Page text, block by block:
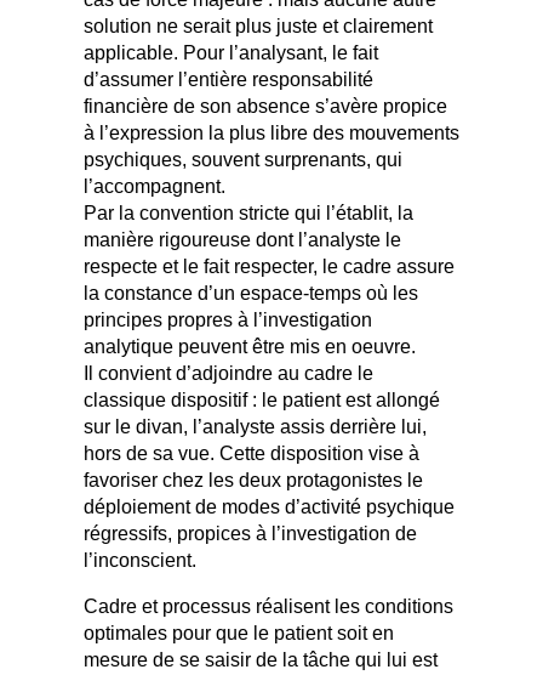
solution ne serait plus juste et clairement
applicable. Pour l’analysant, le fait
d’assumer l’entière responsabilité
financière de son absence s’avère propice
à l’expression la plus libre des mouvements
psychiques, souvent surprenants, qui
l’accompagnent.
Par la convention stricte qui l’établit, la
manière rigoureuse dont l’analyste le
respecte et le fait respecter, le cadre assure
la constance d’un espace-temps où les
principes propres à l’investigation
analytique peuvent être mis en oeuvre.
Il convient d’adjoindre au cadre le
classique dispositif : le patient est allongé
sur le divan, l’analyste assis derrière lui,
hors de sa vue. Cette disposition vise à
favoriser chez les deux protagonistes le
déploiement de modes d’activité psychique
régressifs, propices à l’investigation de
l’inconscient.
Cadre et processus réalisent les conditions
optimales pour que le patient soit en
mesure de se saisir de la tâche qui lui est